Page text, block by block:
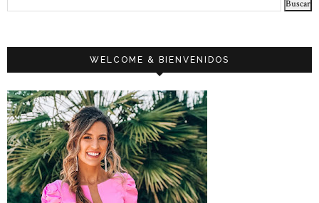
WELCOME & BIENVENIDOS